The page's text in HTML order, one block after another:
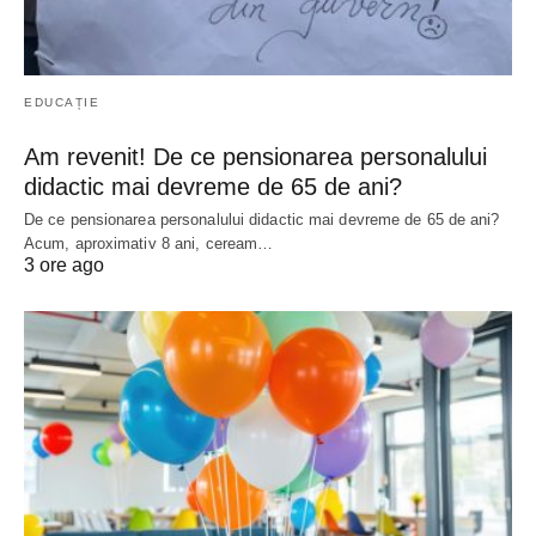
EDUCAȚIE
Am revenit! De ce pensionarea personalului
didactic mai devreme de 65 de ani?
De ce pensionarea personalului didactic mai devreme de 65 de ani?
Acum, aproximativ 8 ani, ceream…
3 ore ago